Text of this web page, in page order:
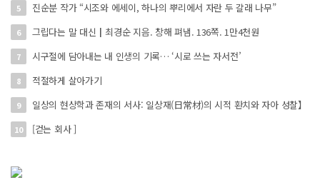
5 진순분 작가 “시조와 에세이, 하나의 뿌리에서 자란 두 갈래 나무”
6 그립다는 말 대신┃최경순 지음. 창해 펴냄. 136쪽. 1만4천원
7 시구절에 담아내는 내 인생의 기록… ‘시로 쓰는 자서전’
8 적절하게 살아가기
9 일상의 현상학과 존재의 서사: 일상재(日常材)의 시적 환치와 자아 성찰】
10 [걷는 회사 ]